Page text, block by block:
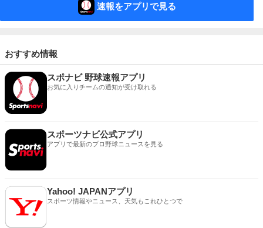
速報をアプリで見る
おすすめ情報
スポナビ 野球速報アプリ
お気に入りチームの通知が受け取れる
スポーツナビ公式アプリ
アプリで最新のプロ野球ニュースを見る
Yahoo! JAPANアプリ
スポーツ情報やニュース、天気もこれひとつで